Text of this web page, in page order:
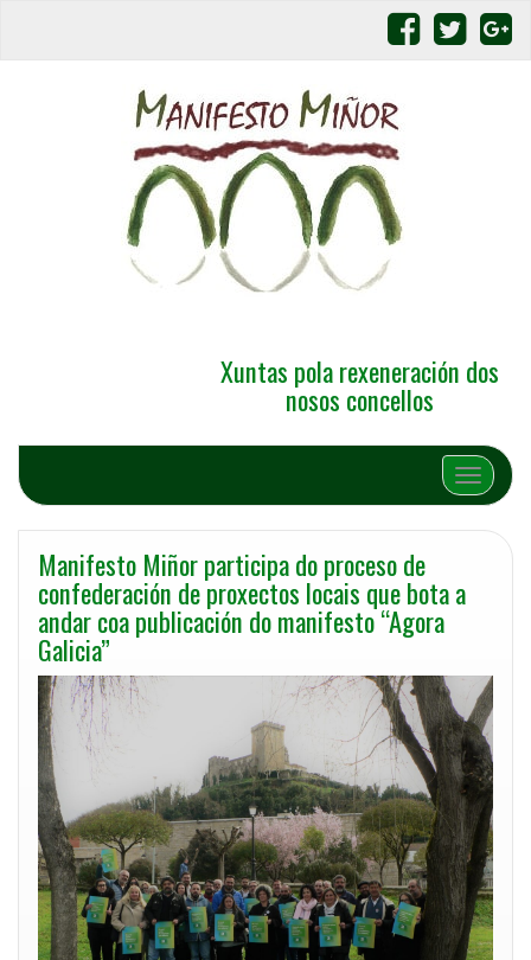
Xuntas pola rexeneración dos
nosos concellos
Alternar
Manifesto Miñor participa do proceso de
confederación de proxectos locais que bota a
andar coa publicación do manifesto “Agora
Galicia”